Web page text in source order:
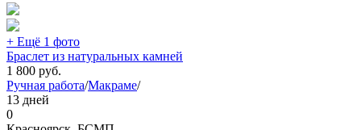
+ Ещё 1 фото
Браслет из натуральных камней
1 800 руб.
Ручная работа/Макраме/
13 дней
0